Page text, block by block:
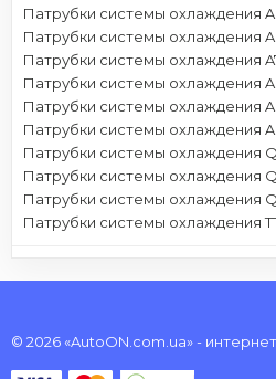
Патрубки системы охлаждения
Патрубки системы охлаждения
Патрубки системы охлаждения
Патрубки системы охлаждения
Патрубки системы охлаждения
Патрубки системы охлаждения
Патрубки системы охлаждения
Патрубки системы охлаждения
Патрубки системы охлаждения
Патрубки системы охлаждения
© 2026 «AutoON.com.ua» -